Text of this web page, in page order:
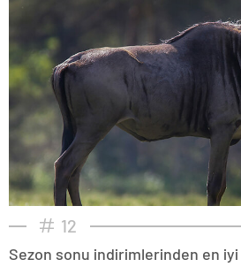
12
Sezon sonu indirimlerinden en